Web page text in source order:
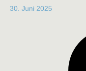
30. Juni 2025